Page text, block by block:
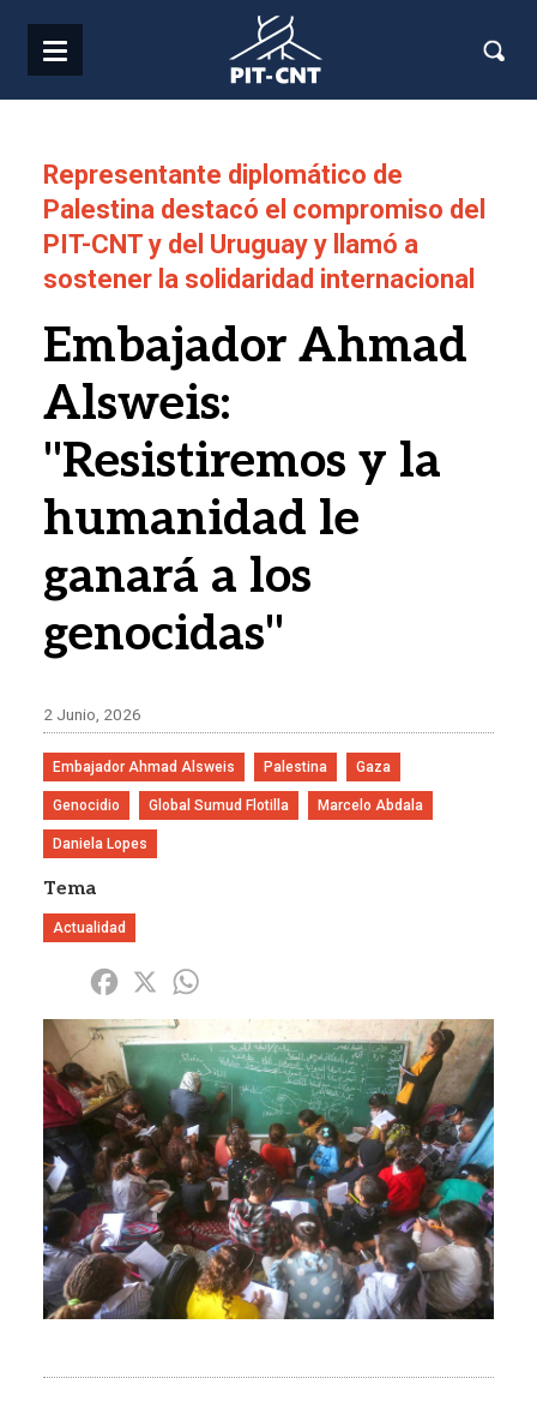
Representante diplomático de
Palestina destacó el compromiso del
PIT-CNT y del Uruguay y llamó a
sostener la solidaridad internacional
Embajador Ahmad
Alsweis:
"Resistiremos y la
humanidad le
ganará a los
genocidas"
2 Junio, 2026
Embajador Ahmad Alsweis Palestina Gaza
Genocidio Global Sumud Flotilla Marcelo Abdala
Daniela Lopes
Tema
Actualidad
Share Facebook
X
Imagen